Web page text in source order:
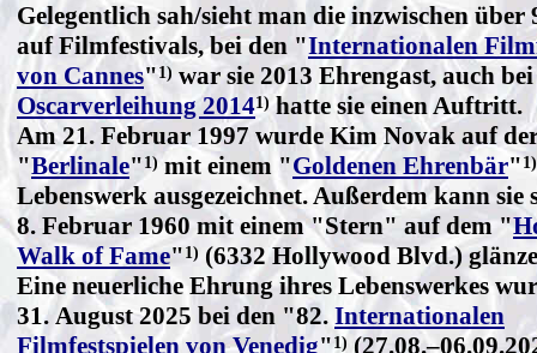
Gelegentlich sah/sieht man die inzwischen über
auf Filmfestivals, bei den "Internationalen
von Cannes"1) war sie 2013 Ehrengast, auch
Oscarverleihung 20141)hatte sie einen Auftritt.
Am 21. Februar 1997 wurde Kim Novak auf
"Berlinale"1) mit einem "Goldenen Ehrenbär"1)
Lebenswerk ausgezeichnet. Außerdem kann sie
8. Februar 1960 mit einem "Stern" auf dem "
Walk of Fame"1) (6332 Hollywood Blvd.)
Eine neuerliche Ehrung ihres Lebenswerkes
31. August 2025 bei den "82. Internationalen
Filmfestspielen von Venedig"1)